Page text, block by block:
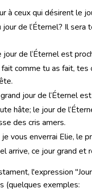
à ceux qui désirent le
jour de l‘Éternel? Il sera
jour de l‘Éternel est
comme tu as fait, tes
jour de l‘Éternel
hâte; le jour de
des cris amers.
je vous enverrai Elie, le
arrive, ce jour grand et
, l'expression "
(quelques exemples: